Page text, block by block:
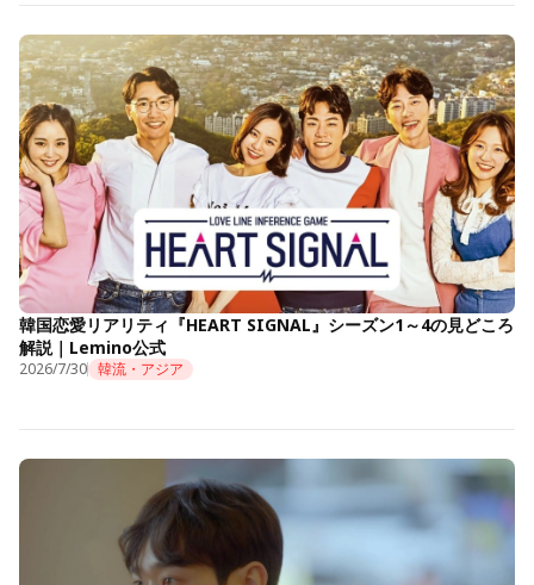
韓国恋愛リアリティ『HEART SIGNAL』シーズン1～4の見どころ
解説｜Lemino公式
2026/7/30 韓流・アジア